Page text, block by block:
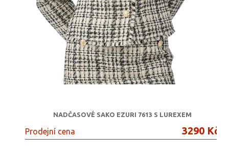
NADČASOVÉ SAKO EZURI 7613 S LUREXEM
Prodejní cena 3290 Kč